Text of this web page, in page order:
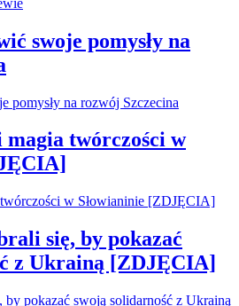
swoje pomysły na
twórczości w
się, by pokazać
z Ukrainą [ZDJĘCIA]